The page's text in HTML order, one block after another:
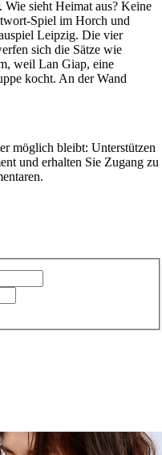
sieht Heimat aus? Keine
Spiel im Horch und
Leipzig. Die vier
sich die Sätze wie
weil Lan Giap, eine
kocht. An der Wand
möglich bleibt: Unterstützen
und erhalten Sie Zugang zu